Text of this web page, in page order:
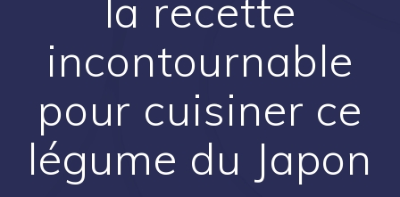
la recette
incontournable
pour cuisiner ce
légume du Japon